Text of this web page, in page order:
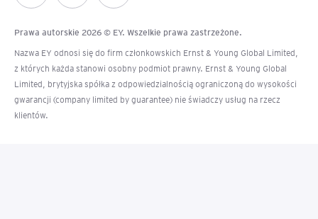
Prawa autorskie 2026 © EY. Wszelkie prawa zastrzeżone.
Nazwa EY odnosi się do firm członkowskich Ernst & Young Global Limited,
z których każda stanowi osobny podmiot prawny. Ernst & Young Global
Limited, brytyjska spółka z odpowiedzialnością ograniczoną do wysokości
gwarancji (company limited by guarantee) nie świadczy usług na rzecz
klientów.